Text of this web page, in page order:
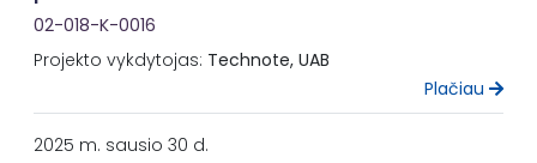
02-018-K-0016
Projekto vykdytojas: Technote, UAB
Plačiau
2025 m. sausio 30 d.